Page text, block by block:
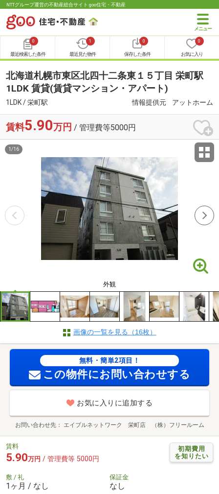
NTTグループ運営の不動産総合サイト goo住宅・不動産
0
最近検索した条件
1
最近見た物件
0
保存した条件
0
お気に入り
北海道札幌市東区北四十二条東１５丁目 栄町駅
1LDK 賃貸(賃貸マンション・アパート)
1LDK / 栄町駅 情報提供元 アットホーム
賃料5.90万円 / 管理費等5000円
外観
1 /16
画像の一覧を見る（16枚）
無料・簡単2項目！
この物件にお問い合わせする
お気に入りに追加する
お問い合わせ先 エイブルネットワーク 栄町店 （株）フリールーム
初期費用
を知りたい
賃料
5.90万円 / 管理費等 5000円
敷 / 礼
1ヶ月 / なし
保証金
なし